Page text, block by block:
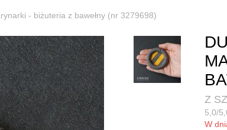
- biżuteria z bawełny (nr 3279698)
Z
5,0/
W